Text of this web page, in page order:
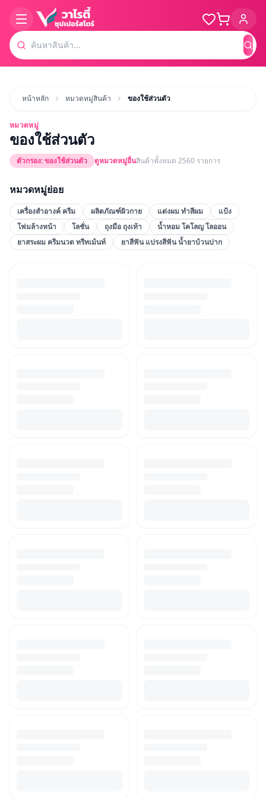
ค้น
หน้าหลัก หมวดหมู่สินค้า ของใช้ส่วนตัว
หมวดหมู่
ของใช้ส่วนตัว
ตัวกรอง:ของใช้ส่วนตัว ดูหมวดหมู่อื่นสินค้าทั้งหมด 2560 รายการ
หมวดหมู่ย่อย
เครื่องสำอางค์ ครีม ผลิตภัณฑ์ผิวกาย แต่งผม ทำสีผม
แป้ง
โฟมล้างหน้า
โลชั่น ถุงมือ ถุงเท้า
น้ำหอม โคโลญ โลออน
ยาสระผม ครีมนวด ทรีทเม้นท์
ยาสีฟัน แปรงสีฟัน น้ำยาบ้วนปาก